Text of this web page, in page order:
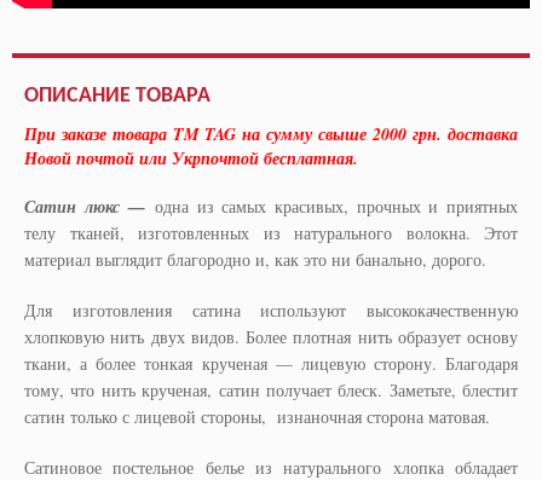
ОПИСАНИЕ ТОВАРА
При заказе товара TM TAG на сумму свыше 2000 грн. доставка
Новой почтой или Укрпочтой бесплатная.
Сатин люкс— одна из самых красивых, прочных и приятных
телу тканей, изготовленных из натурального волокна. Этот
материал выглядит благородно и, как это ни банально, дорого.
Для изготовления сатина используют высококачественную
хлопковую нить двух видов. Более плотная нить образует основу
ткани, а более тонкая крученая — лицевую сторону. Благодаря
тому, что нить крученая, сатин получает блеск. Заметьте, блестит
сатин только с лицевой стороны, изнаночная сторона матовая.
Сатиновое постельное белье из натурального хлопка обладает